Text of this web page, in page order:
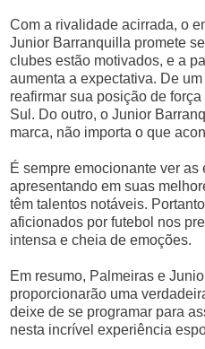
Com a rivalidade acirrada, o
Junior Barranquilla promete
clubes estão motivados, e a
aumenta a expectativa. De
reafirmar sua posição de
Sul. Do outro, o Junior
marca, não importa o que
É sempre emocionante ver as
apresentando em suas
têm talentos notáveis.
aficionados por futebol nos
intensa e cheia de emoções.
Em resumo, Palmeiras e
proporcionarão uma
deixe de se programar para
nesta incrível experiência